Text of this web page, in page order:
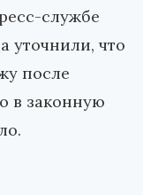
службе
уточнили, что
после
в законную